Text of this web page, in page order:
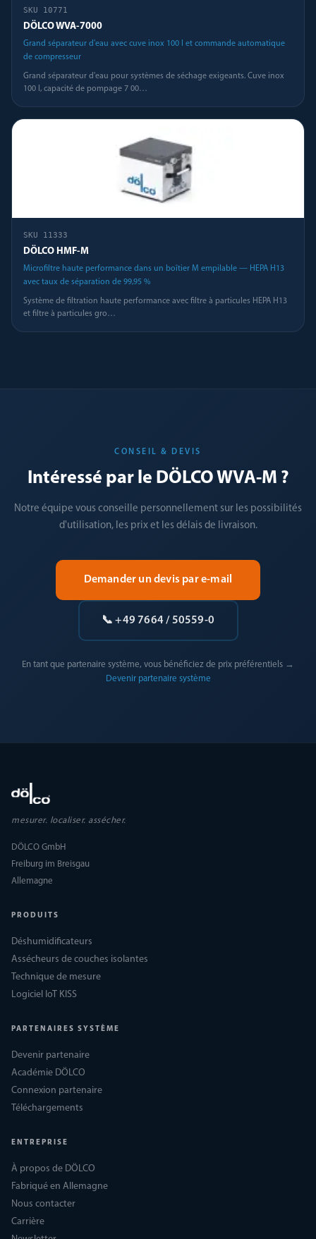
SKU 10771
DÖLCO WVA-7000
Grand séparateur d'eau avec cuve inox 100 l et commande automatique
de compresseur
Grand séparateur d'eau pour systèmes de séchage exigeants. Cuve inox
100 l, capacité de pompage 7 00…
SKU 11333
DÖLCO HMF-M
Microfiltre haute performance dans un boîtier M empilable — HEPA H13
avec taux de séparation de 99,95 %
Système de filtration haute performance avec filtre à particules HEPA H13
et filtre à particules gro…
CONSEIL & DEVIS
Intéressé par le DÖLCO WVA-M ?
Notre équipe vous conseille personnellement sur les possibilités
d'utilisation, les prix et les délais de livraison.
Demander un devis par e-mail
📞 +49 7664 / 50559-0
En tant que partenaire système, vous bénéficiez de prix préférentiels →
Devenir partenaire système
mesurer. localiser. assécher.
DÖLCO GmbH
Freiburg im Breisgau
Allemagne
PRODUITS
Déshumidificateurs
Assécheurs de couches isolantes
Technique de mesure
Logiciel IoT KISS
PARTENAIRES SYSTÈME
Devenir partenaire
Académie DÖLCO
Connexion partenaire
Téléchargements
ENTREPRISE
À propos de DÖLCO
Fabriqué en Allemagne
Nous contacter
Carrière